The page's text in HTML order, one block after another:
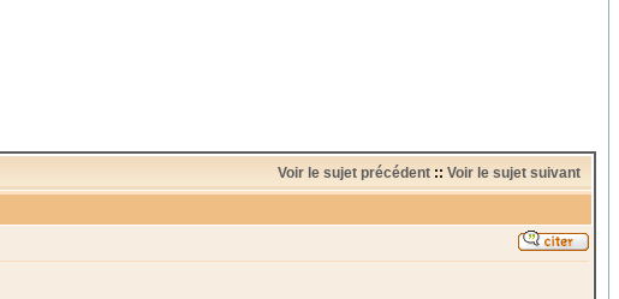
Voir le sujet précédent :: Voir le sujet suivant